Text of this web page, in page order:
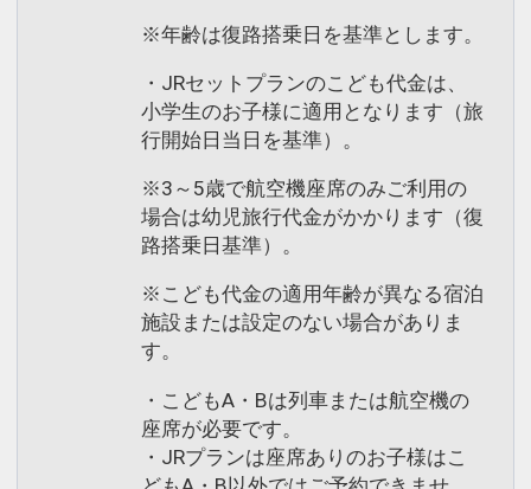
※年齢は復路搭乗日を基準とします。
・JRセットプランのこども代金は、
小学生のお子様に適用となります（旅
行開始日当日を基準）。
※3～5歳で航空機座席のみご利用の
場合は幼児旅行代金がかかります（復
路搭乗日基準）。
※こども代金の適用年齢が異なる宿泊
施設または設定のない場合がありま
す。
・こどもA・Bは列車または航空機の
座席が必要です。
・JRプランは座席ありのお子様はこ